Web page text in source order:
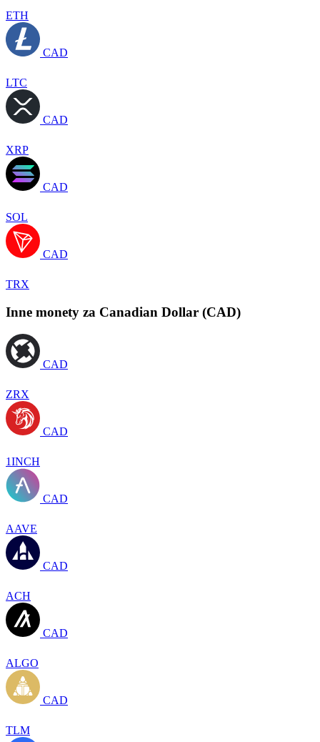
ETH
CAD
LTC
CAD
XRP
CAD
SOL
CAD
TRX
Inne monety za Canadian Dollar (CAD)
CAD
ZRX
CAD
1INCH
CAD
AAVE
CAD
ACH
CAD
ALGO
CAD
TLM